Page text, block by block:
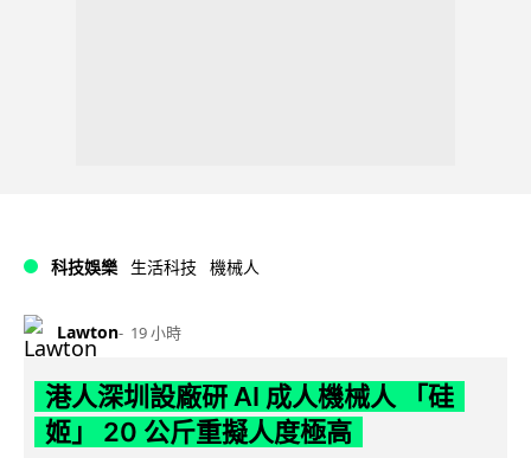
科技娛樂 生活科技 機械人
Lawton 19 小時
港人深圳設廠研 AI 成人機械人 「硅
姬」 20 公斤重擬人度極高